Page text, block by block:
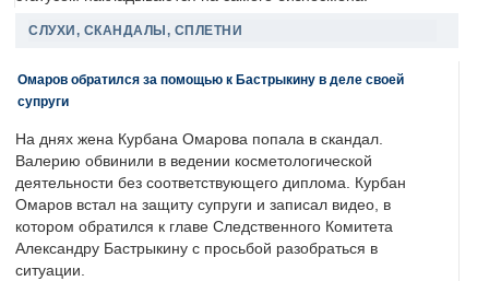
СЛУХИ, СКАНДАЛЫ, СПЛЕТНИ
Омаров обратился за помощью к Бастрыкину в деле своей
супруги
На днях жена Курбана Омарова попала в скандал.
Валерию обвинили в ведении косметологической
деятельности без соответствующего диплома. Курбан
Омаров встал на защиту супруги и записал видео, в
котором обратился к главе Следственного Комитета
Александру Бастрыкину с просьбой разобраться в
ситуации.